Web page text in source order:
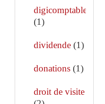
digicomptable
(1)
dividende (1)
donations (1)
droit de visite